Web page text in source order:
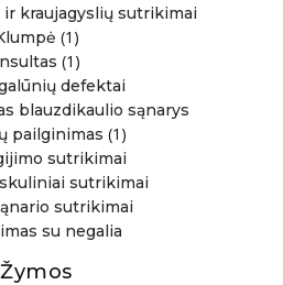
kraujagyslių sutrikimai
(1)
(1)
defektai
blauzdikaulio sąnarys
pailginimas (1)
sutrikimai
sutrikimai
sutrikimai
su negalia
Žymos